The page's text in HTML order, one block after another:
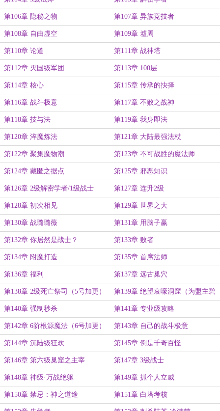
第106章 隐秘之物 第107章 异族竞技者
第108章 自由虚空 第109章 墟周
第110章 论道 第111章 战神塔
第112章 灭国级军团 第113章 100层
第114章 核心 第115章 传承的抉择
第116章 战斗极意 第117章 不败之战神
第118章 技与法 第119章 我身即法
第120章 淬魔炼法 第121章 大陆最强法杖
第122章 聚集魔物潮 第123章 不可战胜的魔法师
第124章 藏匿之据点 第125章 邪恶知识
第126章 2级解密学者/1级战士 第127章 连升2级
第128章 初次相见 第129章 世界之大
第130章 战璐璐薇 第131章 用脑子赢
第132章 你居然是战士？ 第133章 败者
第134章 附魔打造 第135章 首席法师
第136章 福利 第137章 远古巢穴
第138章 2级死亡祭司（5号加更） 第139章 绝望哀嚎洞窟（为盟主碧
夜加更）
第140章 强制秒杀 第141章 专业级攻略
第142章 6阶根源魔法（6号加更） 第143章 自己的战斗极意
第144章 沉陆级狂欢 第145章 倒是千奇百怪
第146章 第六级巢窟之主宰 第147章 3级战士
第148章 神级·万战绝躯 第149章 抓个人立威
第150章 禁忌：神之道途 第151章 白塔考核